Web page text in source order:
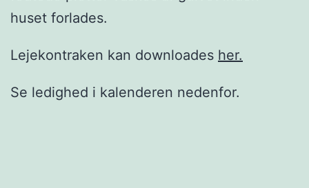
huset forlades.
Lejekontraken kan downloades her.
Se ledighed i kalenderen nedenfor.